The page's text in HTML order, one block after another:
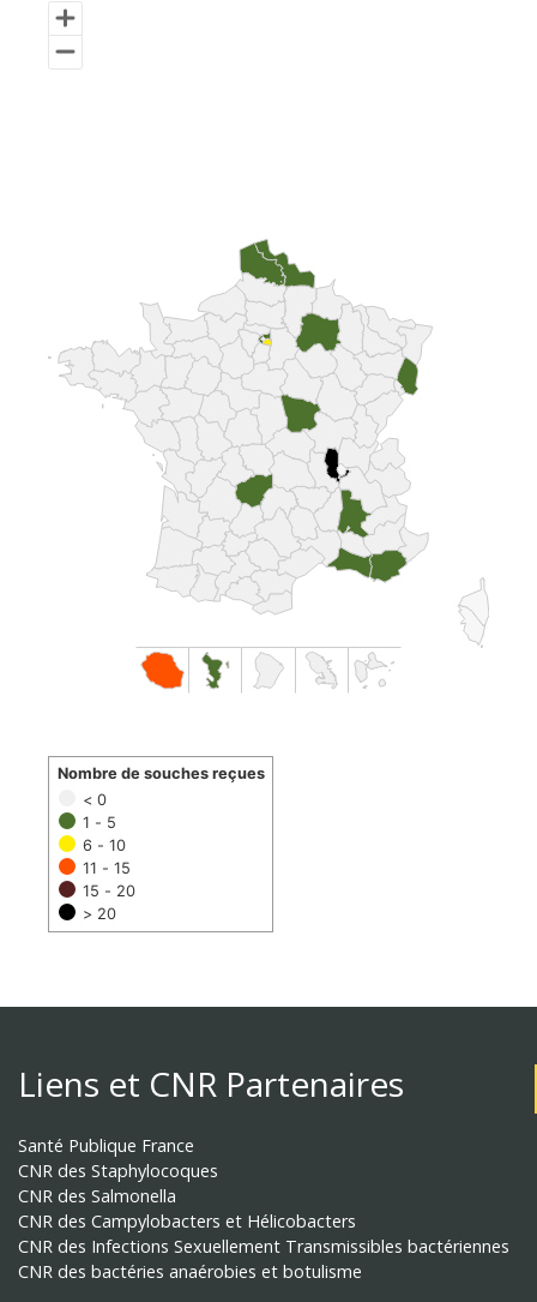
< 0
1 - 5
6 - 10
11 - 15
15 - 20
> 20
Nombre de souches reçues
Liens et CNR Partenaires
Santé Publique France
CNR des Staphylocoques
CNR des Salmonella
CNR des Campylobacters et Hélicobacters
CNR des Infections Sexuellement Transmissibles bactériennes
CNR des bactéries anaérobies et botulisme